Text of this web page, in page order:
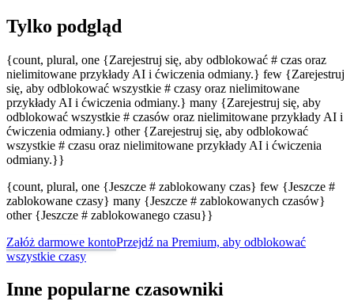
Tylko podgląd
{count, plural, one {Zarejestruj się, aby odblokować # czas oraz
nielimitowane przykłady AI i ćwiczenia odmiany.} few {Zarejestruj
się, aby odblokować wszystkie # czasy oraz nielimitowane
przykłady AI i ćwiczenia odmiany.} many {Zarejestruj się, aby
odblokować wszystkie # czasów oraz nielimitowane przykłady AI i
ćwiczenia odmiany.} other {Zarejestruj się, aby odblokować
wszystkie # czasu oraz nielimitowane przykłady AI i ćwiczenia
odmiany.}}
{count, plural, one {Jeszcze # zablokowany czas} few {Jeszcze #
zablokowane czasy} many {Jeszcze # zablokowanych czasów}
other {Jeszcze # zablokowanego czasu}}
Załóż darmowe kontoPrzejdź na Premium, aby odblokować
wszystkie czasy
Inne popularne czasowniki